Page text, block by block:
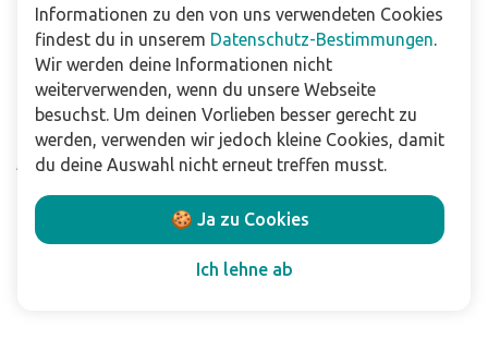
Für Unternehmen
Downloads
Impressum
Datenschutzbestimmungen
Allgemeine Verkaufs- und Lieferbedingungen
Haftungsausschluss
Informationen zu den von uns verwendeten Cookies
findest du in unserem Datenschutz-Bestimmungen.
Wir werden deine Informationen nicht
weiterverwenden, wenn du unsere Webseite
besuchst. Um deinen Vorlieben besser gerecht zu
werden, verwenden wir jedoch kleine Cookies, damit
du deine Auswahl nicht erneut treffen musst.
🍪 Ja zu Cookies
Ich lehne ab